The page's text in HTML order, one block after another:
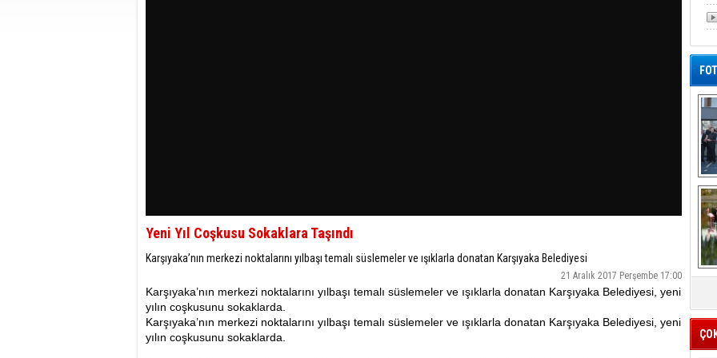
Yeni Yıl Coşkusu Sokaklara Taşındı
Karşıyaka’nın merkezi noktalarını yılbaşı temalı süslemeler ve ışıklarla donatan Karşıyaka Belediyesi
21 Aralık 2017 Perşembe 17:00
Karşıyaka’nın merkezi noktalarını yılbaşı temalı süslemeler ve ışıklarla donatan Karşıyaka Belediyesi, yeni
yılın coşkusunu sokaklarda.
Karşıyaka’nın merkezi noktalarını yılbaşı temalı süslemeler ve ışıklarla donatan Karşıyaka Belediyesi, yeni
yılın coşkusunu sokaklarda.